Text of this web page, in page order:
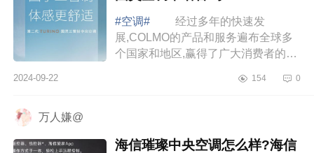
#空调#
经过多年的快速发
展,COLMO的产品和服务遍布全球多
个国家和地区,赢得了广大消费者的青
colmo图灵空调怎么样？colmo图灵空
2024-09-22 154 0
万人嫌@
海信璀璨中央空调怎么样?海信